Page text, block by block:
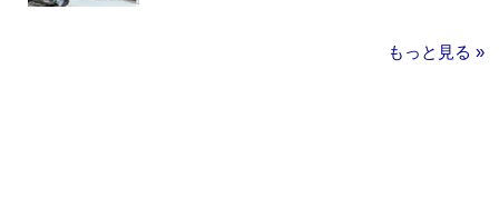
もっと見る »